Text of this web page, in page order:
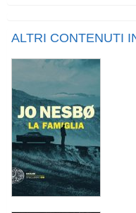
ALTRI CONTENUTI